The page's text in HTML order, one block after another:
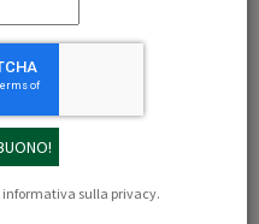
informativa sulla privacy.